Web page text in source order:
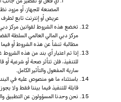
المصنعة للجهاز، أو مزود
عريض أو إنترنت تابع
تخضع هذه الشروط لقوانين مركز
مركز دبي المالي العالمي السلطة
مطالبة تنشأ عن هذه الشروط أو فيما
إذا تم اعتبار أي بند من هذه الشروط
للتنفيذ، فلن تتأثر صحة أو شرعية أو
سارية المفعول والتأثير الكامل.
قابلة للتنفيذ فيما بيننا فقط ولا
نحن وحدنا المسؤولون عن التطبيق